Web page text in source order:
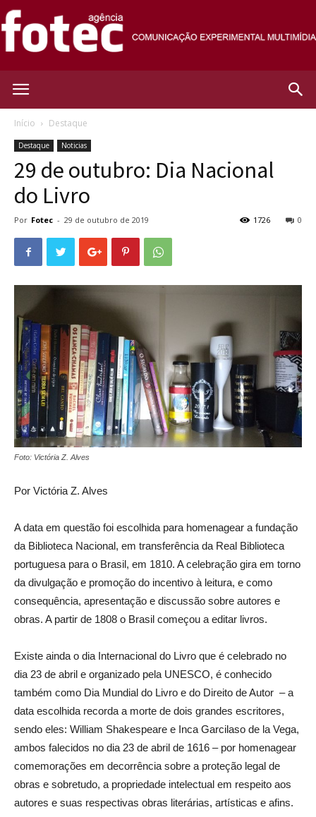
Fotec
Início Destaque
Destaque Noticias
29 de outubro: Dia Nacional
do Livro
Por Fotec - 29 de outubro de 2019 0
1726
Foto: Victória Z. Alves
Por Victória Z. Alves
A data em questão foi escolhida para homenagear a fundação
da Biblioteca Nacional, em transferência da Real Biblioteca
portuguesa para o Brasil, em 1810. A celebração gira em torno
da divulgação e promoção do incentivo à leitura, e como
consequência, apresentação e discussão sobre autores e
obras. A partir de 1808 o Brasil começou a editar livros.
Existe ainda o dia Internacional do Livro que é celebrado no
dia 23 de abril e organizado pela UNESCO, é conhecido
também como Dia Mundial do Livro e do Direito de Autor –a
data escolhida recorda a morte de dois grandes escritores,
sendo eles: William Shakespeare e Inca Garcilaso de la Vega,
ambos falecidos no dia 23 de abril de 1616 – por homenagear
comemorações em decorrência sobre a proteção legal de
obras e sobretudo, a propriedade intelectual em respeito aos
autores e suas respectivas obras literárias, artísticas e afins.